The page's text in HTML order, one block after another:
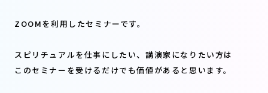
ZOOMを利用したセミナーです。
スピリチュアルを仕事にしたい、講演家になりたい方は
このセミナーを受けるだけでも価値があると思います。